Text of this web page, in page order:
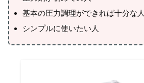
基本の圧力調理ができれば十分な人
シンプルに使いたい人